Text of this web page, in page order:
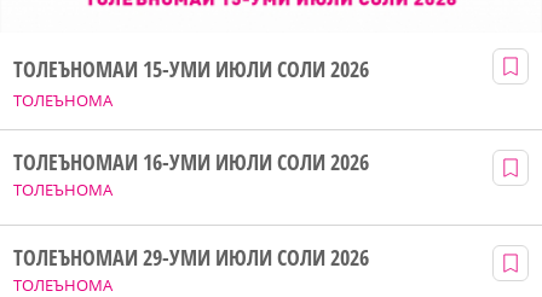
ТОЛЕЪНОМА
ТОЛЕЪНОМАИ 15-УМИ ИЮЛИ СОЛИ 2026
ТОЛЕЪНОМА
ТОЛЕЪНОМАИ 16-УМИ ИЮЛИ СОЛИ 2026
ТОЛЕЪНОМА
ТОЛЕЪНОМАИ 29-УМИ ИЮЛИ СОЛИ 2026